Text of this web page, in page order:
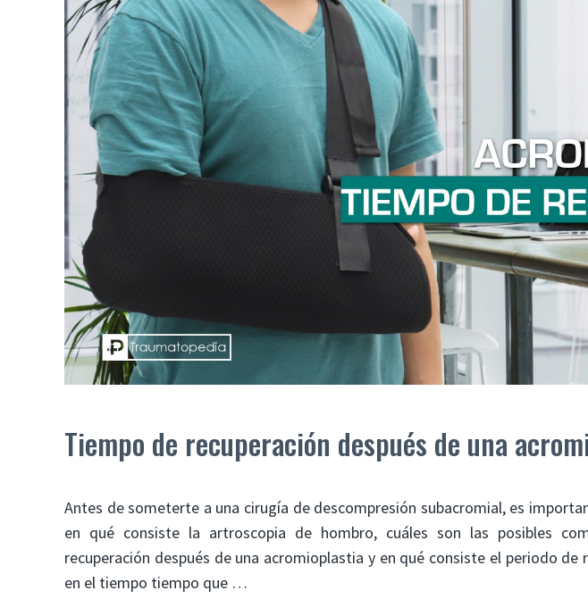
Tiempo de recuperación después de una
Antes de someterte a una cirugía de descompresión subacromial, es
en qué consiste la artroscopia de hombro, cuáles son las posibles
recuperación después de una acromioplastia y en qué consiste el periodo de
en el tiempo tiempo que …